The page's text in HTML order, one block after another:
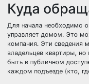
Куда
Для начала необходимо
управляет домом. Это
компания. Эти сведения
владельцев квартиры,
быть в публичном
каждом подъезде (кто,